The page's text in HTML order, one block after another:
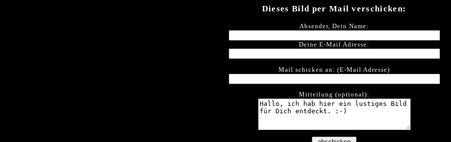
Dieses Bild per Mail verschicken:
Absender, Dein Name:
Deine E-Mail Adresse:
Mail schicken an: (E-Mail Adresse)
Mitteilung (optional):